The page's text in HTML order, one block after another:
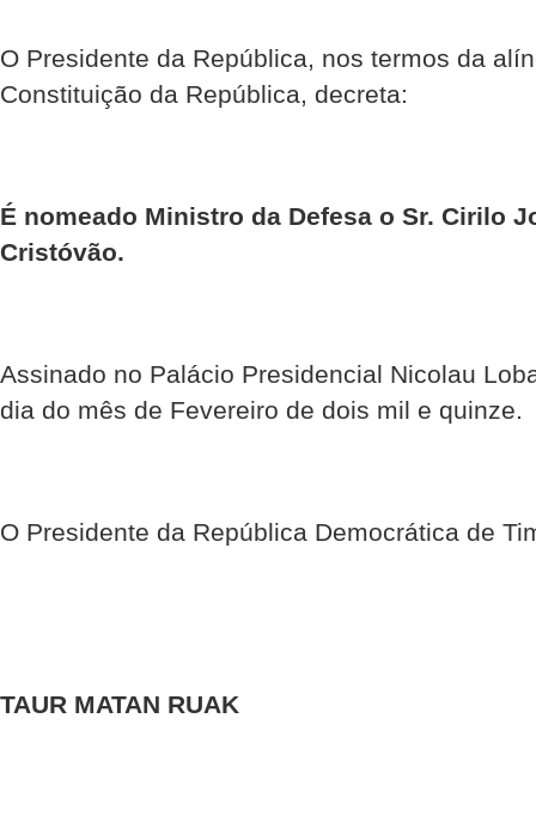
O Presidente da República, nos termos da
Constituição da República, decreta:
É nomeado Ministro da Defesa o Sr. Cirilo
Cristóvão.
Assinado no Palácio Presidencial Nicolau
dia do mês de Fevereiro de dois mil e quinze.
O Presidente da República Democrática de
TAUR MATAN RUAK